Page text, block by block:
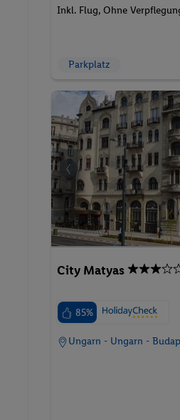
Inkl. Flug, Ohne
Parkplatz
City Matyas
85%
Ungarn - Ungarn -